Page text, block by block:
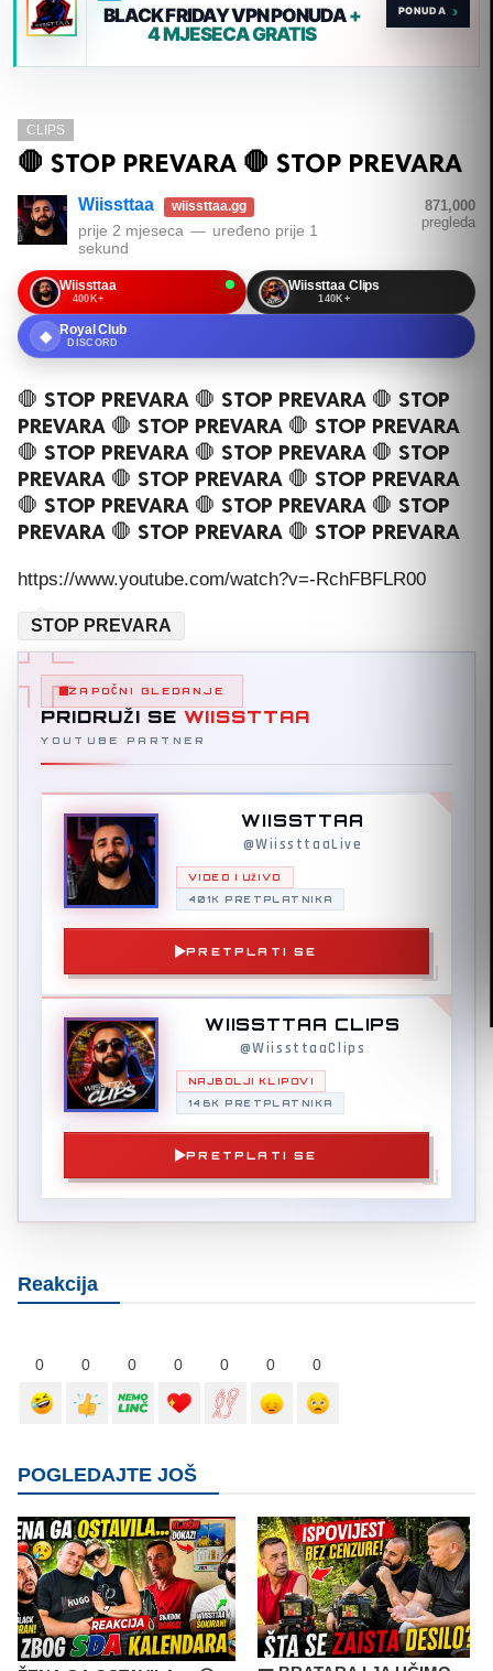
BLACK FRIDAY VPN PONUDA+
4 MJESECA GRATIS
›
CLIPS
🛑 STOP PREVARA 🛑 STOP PREVARA
Wiissttaa wiissttaa.gg
prije 2 mjeseca — uređeno prije 1
sekund
871,000
pregleda
Wiissttaa
400K+
Wiissttaa Clips
140K+
◆ Royal Club
DISCORD
🛑 STOP PREVARA 🛑 STOP PREVARA 🛑 STOP
PREVARA 🛑 STOP PREVARA 🛑 STOP PREVARA
🛑 STOP PREVARA 🛑 STOP PREVARA 🛑 STOP
PREVARA 🛑 STOP PREVARA 🛑 STOP PREVARA
🛑 STOP PREVARA 🛑 STOP PREVARA 🛑 STOP
PREVARA 🛑 STOP PREVARA 🛑 STOP PREVARA
https://www.youtube.com/watch?v=-RchFBFLR00
STOP PREVARA
ZAPOČNI GLEDANJE
PRIDRUŽI SE WIISSTTAA
YOUTUBE PARTNER
WIISSTTAA
@WiissttaaLive
VIDEO I UŽIVO
401K PRETPLATNIKA
PRETPLATI SE
WIISSTTAA CLIPS
@WiissttaaClips
NAJBOLJI KLIPOVI
146K PRETPLATNIKA
PRETPLATI SE
Reakcija
0 0 0 0 0 0 0
POGLEDAJTE JOŠ